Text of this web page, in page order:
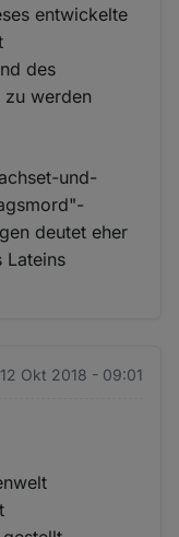
entwickelte
des
zu werden
und-
deutet eher
Lateins
Okt 2018 - 09:01